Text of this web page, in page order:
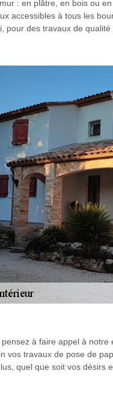
: en plâtre, en bois ou
accessibles à tous les
pour des travaux de
à faire appel à
travaux de pose de
quel que soit vos